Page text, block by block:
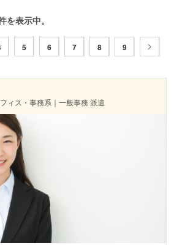
を表示中。
5 6 7 8 9
ィス・事務系｜一般事務 派遣